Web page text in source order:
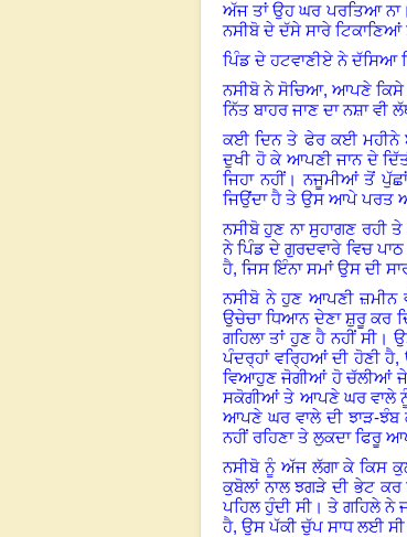
ਅੱਜ ਤਾਂ ਉਹ ਘਰ ਪਰਤਿਆ
ਨਸੀਬੋ ਦੇ ਦੱਸੇ ਸਾਰੇ
ਪਿੰਡ ਦੇ ਹਟਵਾਣੀਏ ਨੇ ਦੱਸਿਆ
ਨਸੀਬੋ ਨੇ ਸੋਚਿਆ, ਆਪਣੇ ਕਿਸੇ
ਨਿੱਤ ਬਾਹਰ ਜਾਣ ਦਾ ਨਸ਼ਾ ਵੀ
ਕਈ ਦਿਨ ਤੇ ਫੇਰ ਕਈ ਮਹੀਨੇ
ਦੁਖੀ ਹੋ ਕੇ ਆਪਣੀ ਜਾਨ ਦੇ
ਜਿਹਾ ਨਹੀਂ। ਨਜੂਮੀਆਂ ਤੋਂ
ਜਿਉਂਦਾ ਹੈ ਤੇ ਉਸ ਆਪੇ ਪਰਤ
ਨਸੀਬੋ ਹੁਣ ਨਾ ਸੁਹਾਗਣ ਰਹੀ
ਨੇ ਪਿੰਡ ਦੇ ਗੁਰਦਵਾਰੇ ਵਿਚ
ਹੈ, ਜਿਸ ਇੰਨਾ ਸਮਾਂ ਉਸ ਦੀ
ਨਸੀਬੋ ਨੇ ਹੁਣ ਆਪਣੀ ਜ਼ਮੀਨ
ਉਚੇਚਾ ਧਿਆਨ ਦੇਣਾ ਸ਼ੁਰੂ ਕਰ
ਗਹਿਲਾ ਤਾਂ ਹੁਣ ਹੈ ਨਹੀਂ
ਪੰਦਰ੍ਹਾਂ ਵਰ੍ਹਿਆਂ ਦੀ ਹੋਣੀ ਹੈ,
ਵਿਆਹੁਣ ਜੋਗੀਆਂ ਹੋ ਚੱਲੀਆਂ ਜੇ
ਸਕੋਗੀਆਂ ਤੇ ਆਪਣੇ ਘਰ ਵਾਲੇ
ਆਪਣੇ ਘਰ ਵਾਲੇ ਦੀ ਝਾੜ-
ਨਹੀਂ ਰਹਿਣਾ ਤੇ ਲੁਕਦਾ ਫਿਰੂ
ਨਸੀਬੋ ਨੂੰ ਅੱਜ ਲੱਗਾ ਕੇ ਕਿਸ
ਕੁਬੋਲਾਂ ਨਾਲ ਝਗੜੇ ਦੀ ਭੇਟ ਕਰ
ਪਹਿਲ ਹੁੰਦੀ ਸੀ। ਤੇ ਗਹਿਲੇ
ਹੈ, ਉਸ ਪੱਕੀ ਚੁੱਪ ਸਾਧ ਲਈ ਸੀ